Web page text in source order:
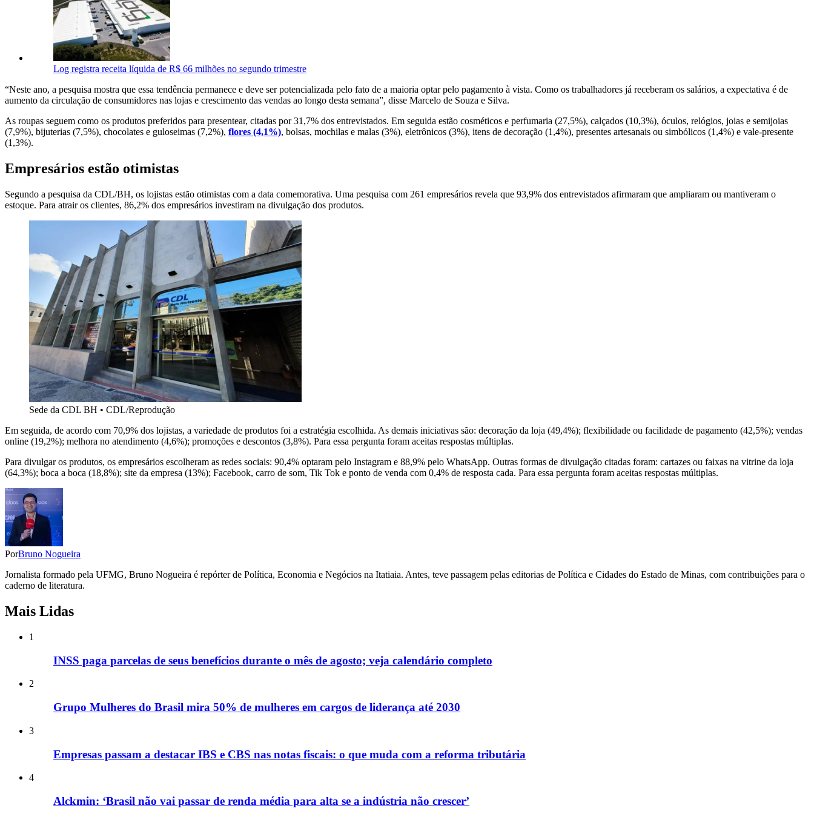
Log registra receita líquida de R$ 66 milhões no segundo trimestre
“Neste ano, a pesquisa mostra que essa tendência permanece e deve ser potencializada pelo fato de a maioria optar pelo pagamento à vista. Como os trabalhadores já receberam os salários, a expectativa é de
aumento da circulação de consumidores nas lojas e crescimento das vendas ao longo desta semana”, disse Marcelo de Souza e Silva.
As roupas seguem como os produtos preferidos para presentear, citadas por 31,7% dos entrevistados. Em seguida estão cosméticos e perfumaria (27,5%), calçados (10,3%), óculos, relógios, joias e semijoias
(7,9%), bijuterias (7,5%), chocolates e guloseimas (7,2%), flores (4,1%), bolsas, mochilas e malas (3%), eletrônicos (3%), itens de decoração (1,4%), presentes artesanais ou simbólicos (1,4%) e vale-presente
(1,3%).
Empresários estão otimistas
Segundo a pesquisa da CDL/BH, os lojistas estão otimistas com a data comemorativa. Uma pesquisa com 261 empresários revela que 93,9% dos entrevistados afirmaram que ampliaram ou mantiveram o
estoque. Para atrair os clientes, 86,2% dos empresários investiram na divulgação dos produtos.
Sede da CDL BH • CDL/Reprodução
Em seguida, de acordo com 70,9% dos lojistas, a variedade de produtos foi a estratégia escolhida. As demais iniciativas são: decoração da loja (49,4%); flexibilidade ou facilidade de pagamento (42,5%); vendas
online (19,2%); melhora no atendimento (4,6%); promoções e descontos (3,8%). Para essa pergunta foram aceitas respostas múltiplas.
Para divulgar os produtos, os empresários escolheram as redes sociais: 90,4% optaram pelo Instagram e 88,9% pelo WhatsApp. Outras formas de divulgação citadas foram: cartazes ou faixas na vitrine da loja
(64,3%); boca a boca (18,8%); site da empresa (13%); Facebook, carro de som, Tik Tok e ponto de venda com 0,4% de resposta cada. Para essa pergunta foram aceitas respostas múltiplas.
PorBruno Nogueira
Jornalista formado pela UFMG, Bruno Nogueira é repórter de Política, Economia e Negócios na Itatiaia. Antes, teve passagem pelas editorias de Política e Cidades do Estado de Minas, com contribuições para o
caderno de literatura.
Mais Lidas
1
INSS paga parcelas de seus benefícios durante o mês de agosto; veja calendário completo
2
Grupo Mulheres do Brasil mira 50% de mulheres em cargos de liderança até 2030
3
Empresas passam a destacar IBS e CBS nas notas fiscais: o que muda com a reforma tributária
4
Alckmin: ‘Brasil não vai passar de renda média para alta se a indústria não crescer’